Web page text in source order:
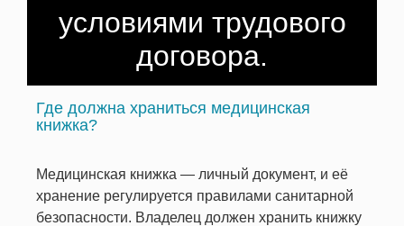
условиями трудового
договора.
Где должна храниться медицинская
книжка?
Медицинская книжка — личный документ, и её
хранение регулируется правилами санитарной
безопасности. Владелец должен хранить книжку